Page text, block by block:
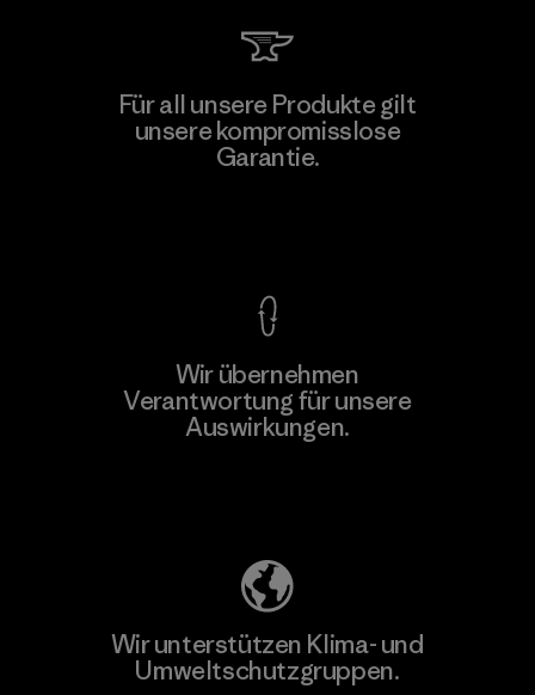
Mehr dazu
Youngone Namdinh Co., Ltd.
Für all unsere Produkte gilt
unsere kompromisslose
Garantie.
Wir übernehmen
Verantwortung für unsere
Auswirkungen.
Wir unterstützen Klima- und
Umweltschutzgruppen.